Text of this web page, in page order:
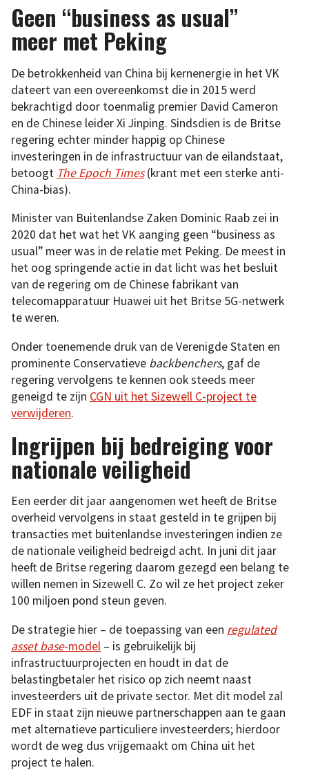
Geen “business as usual”
meer met Peking
De betrokkenheid van China bij kernenergie in het VK
dateert van een overeenkomst die in 2015 werd
bekrachtigd door toenmalig premier David Cameron
en de Chinese leider Xi Jinping. Sindsdien is de Britse
regering echter minder happig op Chinese
investeringen in de infrastructuur van de eilandstaat,
betoogt The Epoch Times(krant met een sterke anti-
China-bias).
Minister van Buitenlandse Zaken Dominic Raab zei in
2020 dat het wat het VK aanging geen “business as
usual” meer was in de relatie met Peking. De meest in
het oog springende actie in dat licht was het besluit
van de regering om de Chinese fabrikant van
telecomapparatuur Huawei uit het Britse 5G-netwerk
te weren.
Onder toenemende druk van de Verenigde Staten en
prominente Conservatieve backbenchers, gaf de
regering vervolgens te kennen ook steeds meer
geneigd te zijn CGN uit het Sizewell C-project te
verwijderen.
Ingrijpen bij bedreiging voor
nationale veiligheid
Een eerder dit jaar aangenomen wet heeft de Britse
overheid vervolgens in staat gesteld in te grijpen bij
transacties met buitenlandse investeringen indien ze
de nationale veiligheid bedreigd acht. In juni dit jaar
heeft de Britse regering daarom gezegd een belang te
willen nemen in Sizewell C. Zo wil ze het project zeker
100 miljoen pond steun geven.
De strategie hier – de toepassing van een regulated
asset base-model – is gebruikelijk bij
infrastructuurprojecten en houdt in dat de
belastingbetaler het risico op zich neemt naast
investeerders uit de private sector. Met dit model zal
EDF in staat zijn nieuwe partnerschappen aan te gaan
met alternatieve particuliere investeerders; hierdoor
wordt de weg dus vrijgemaakt om China uit het
project te halen.